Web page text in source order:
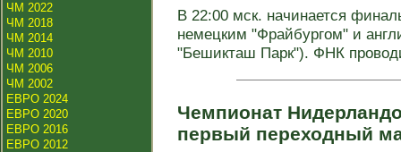
ЧМ 2022
ЧМ 2018
ЧМ 2014
ЧМ 2010
ЧМ 2006
ЧМ 2002
ЕВРО 2024
ЕВРО 2020
ЕВРО 2016
ЕВРО 2012
В 22:00 мск. начинается
немецким "Фрайбургом" и
"Бешикташ Парк"). ФНК
Чемпионат
первый переходный